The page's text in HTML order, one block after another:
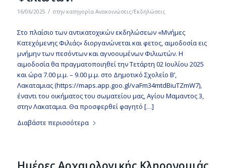
16/06/2025 / στην κατηγορία Ανακοινώσεις/Εκδηλώσεις
Στο πλαίσιο των αντικατοχικών εκδηλώσεων «Μνήμες
Κατεχόμενης Φιλιάς» διοργανώνεται και φετος, αιμοδοσία εις
μνήμην των πεσόντων και αγνοουμένων Φιλιωτών. Η
αιμοδοσία θα πραγματοποιηθεί την Τετάρτη 02 Ιουλίου 2025
και ώρα 7.00 μ.μ. – 9.00 μ.μ. στο Δημοτικό Σχολείο Β’,
Λακαταμιας (https://maps.app.goo.gl/vaFm34mtdBiuTZmW7),
έναντι του οικήματος του σωματείου μας, Αγίου Μαμαντος 3,
στην Λακαταμια. Θα προσφερθεί φαγητό […]
Διαβάστε περισσότερα